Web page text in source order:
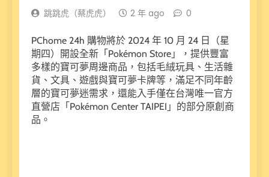
跳跳虎（蔡虎虎） 2 年 ago 0
PChome 24h 購物將於 2024 年 10 月 24 日（星
期四）開設全新「Pokémon Store」，提供豐富
多樣的寶可夢周邊商品，包括毛絨玩具、生活雜
貨、文具、遊戲與寶可夢卡牌等，滿足不同年齡
層的寶可夢迷需求，還能入手僅在台灣唯一官方
直營店「Pokémon Center TAIPEI」的部分原創商
品。